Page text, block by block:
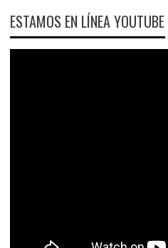
ESTAMOS EN LÍNEA YOUTUBE